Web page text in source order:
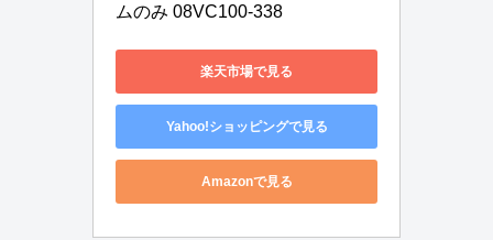
ムのみ 08VC100-338
楽天市場で見る
Yahoo!ショッピングで見る
Amazonで見る